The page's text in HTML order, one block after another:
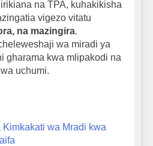
na TPA, kuhakikisha
vigezo vitatu
na mazingira.
wa miradi ya
gharama kwa mlipakodi na
uchumi.
Kimkakati wa Mradi kwa